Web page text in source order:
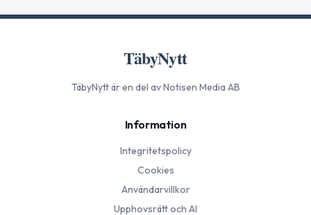
TäbyNytt
TäbyNyttär en del av Notisen Media AB
Information
Integritetspolicy
Cookies
Användarvillkor
Upphovsrätt och AI